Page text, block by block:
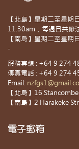
【北島】星期二至星
11.30am；每週日共修
【南島】星期二至星期
-
服務專線 : +64 9 274
傳真電話 : +64 9 274
Email:
【北島】16
【南島】2 Harakeke
電子郵箱